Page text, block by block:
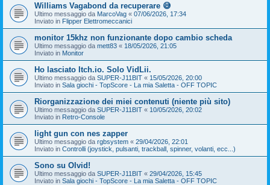
Williams Vagabond da recuperare 😅
Ultimo messaggio da MarcoVag « 07/06/2026, 17:34
Inviato in Flipper Elettromeccanici
monitor 15khz non funzionante dopo cambio scheda
Ultimo messaggio da mett83 « 18/05/2026, 21:05
Inviato in Monitor
Ho lasciato Itch.io. Solo VidLii.
Ultimo messaggio da SUPER-J11BIT « 15/05/2026, 20:00
Inviato in Sala giochi - TopScore - La mia Saletta - OFF TOPIC
Riorganizzazione dei miei contenuti (niente più sito)
Ultimo messaggio da SUPER-J11BIT « 10/05/2026, 20:02
Inviato in Retro-Console
light gun con nes zapper
Ultimo messaggio da rgbsystem « 29/04/2026, 22:01
Inviato in Controlli (joystick, pulsanti, trackball, spinner, volanti, ecc...)
Sono su Olvid!
Ultimo messaggio da SUPER-J11BIT « 29/04/2026, 15:45
Inviato in Sala giochi - TopScore - La mia Saletta - OFF TOPIC